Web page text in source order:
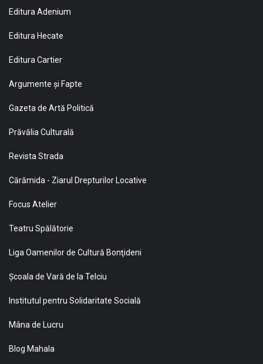
Editura Adenium
Editura Hecate
Editura Cartier
Argumente și Fapte
Gazeta de Artă Politică
Prăvălia Culturală
Revista Strada
Cărămida - Ziarul Drepturilor Locative
Focus Atelier
Teatru Spălătorie
Liga Oamenilor de Cultură Bonţideni
Şcoala de Vară de la Telciu
Institutul pentru Solidaritate Socială
Mâna de Lucru
Blog Mahala